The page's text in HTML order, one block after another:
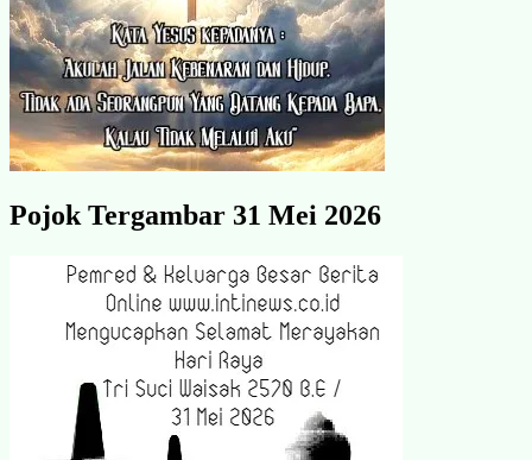
Pojok Tergambar 31 Mei 2026